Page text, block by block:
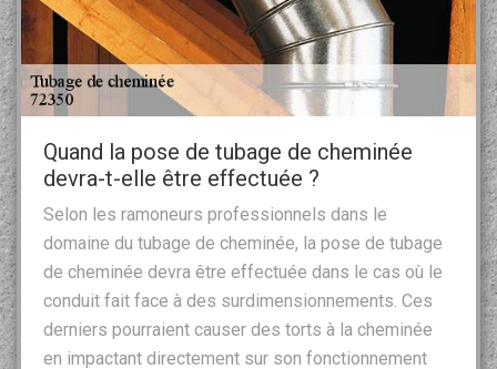
Quand la pose de tubage de cheminée
devra-t-elle être effectuée ?
Selon les ramoneurs professionnels dans le
domaine du tubage de cheminée, la pose de tubage
de cheminée devra être effectuée dans le cas où le
conduit fait face à des surdimensionnements. Ces
derniers pourraient causer des torts à la cheminée
en impactant directement sur son fonctionnement